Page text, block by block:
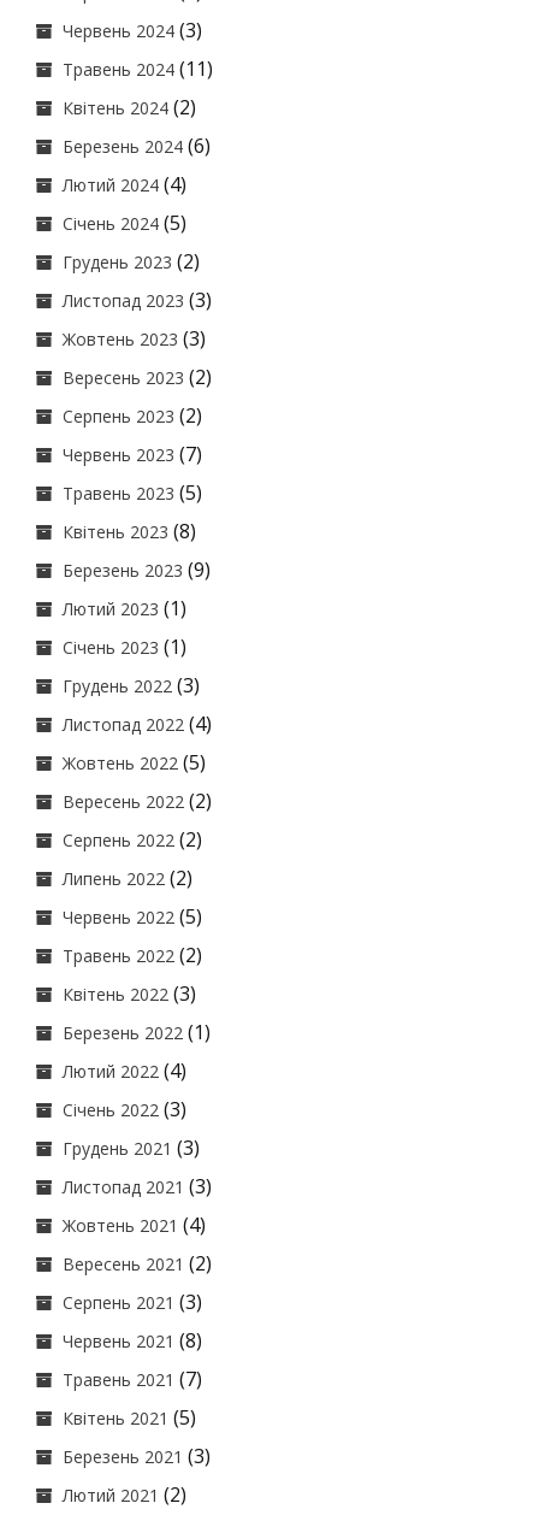
Червень 2024 (3)
Травень 2024 (11)
Квітень 2024 (2)
Березень 2024 (6)
Лютий 2024 (4)
Січень 2024 (5)
Грудень 2023 (2)
Листопад 2023 (3)
Жовтень 2023 (3)
Вересень 2023 (2)
Серпень 2023 (2)
Червень 2023 (7)
Травень 2023 (5)
Квітень 2023 (8)
Березень 2023 (9)
Лютий 2023 (1)
Січень 2023 (1)
Грудень 2022 (3)
Листопад 2022 (4)
Жовтень 2022 (5)
Вересень 2022 (2)
Серпень 2022 (2)
Липень 2022 (2)
Червень 2022 (5)
Травень 2022 (2)
Квітень 2022 (3)
Березень 2022 (1)
Лютий 2022 (4)
Січень 2022 (3)
Грудень 2021 (3)
Листопад 2021 (3)
Жовтень 2021 (4)
Вересень 2021 (2)
Серпень 2021 (3)
Червень 2021 (8)
Травень 2021 (7)
Квітень 2021 (5)
Березень 2021 (3)
Лютий 2021 (2)